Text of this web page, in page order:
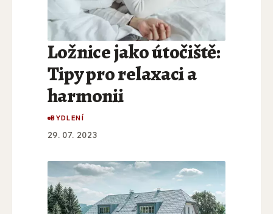
Ložnice jako útočiště:
Tipy pro relaxaci a
harmonii
BYDLENÍ
29. 07. 2023